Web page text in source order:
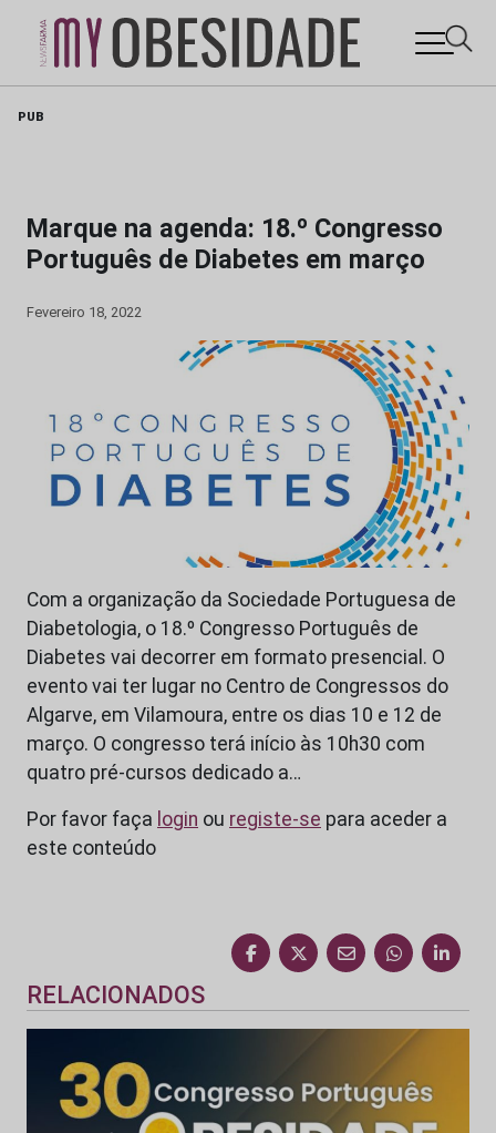
PUB
Marque na agenda: 18.º Congresso
Português de Diabetes em março
Fevereiro 18, 2022
Com a organização da Sociedade Portuguesa de
Diabetologia, o 18.º Congresso Português de
Diabetes vai decorrer em formato presencial. O
evento vai ter lugar no Centro de Congressos do
Algarve, em Vilamoura, entre os dias 10 e 12 de
março. O congresso terá início às 10h30 com
quatro pré-cursos dedicado a…
Por favor faça login ou registe-se para aceder a
este conteúdo
RELACIONADOS